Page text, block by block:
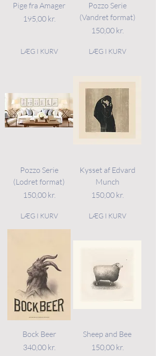
Pige fra Amager
Pris
195,00 kr.
LÆG I KURV
Pozzo Serie
(Vandret format)
Pris
150,00 kr.
LÆG I KURV
Pozzo Serie
(Lodret format)
Pris
150,00 kr.
LÆG I KURV
Kysset af Edvard
Munch
Pris
150,00 kr.
LÆG I KURV
Bock Beer
Pris
340,00 kr.
Sheep and Bee
Pris
150,00 kr.